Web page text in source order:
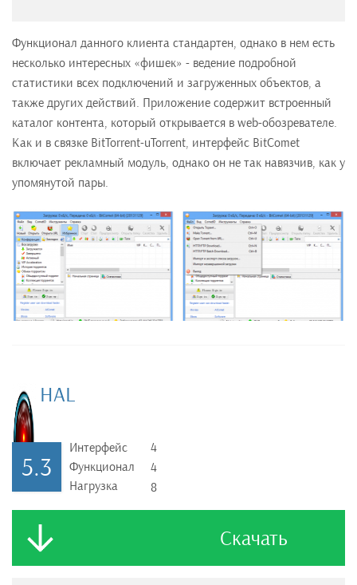
Функционал данного клиента стандартен, однако в нем есть
несколько интересных «фишек» - ведение подробной
статистики всех подключений и загруженных объектов, а
также других действий. Приложение содержит встроенный
каталог контента, который открывается в web-обозревателе.
Как и в связке BitTorrent-uTorrent, интерфейс BitComet
включает рекламный модуль, однако он не так навязчив, как у
упомянутой пары.
HAL
5.3
Интерфейс
Функционал
Нагрузка
4
4
8
Скачать